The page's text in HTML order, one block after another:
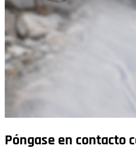
Póngase en contacto